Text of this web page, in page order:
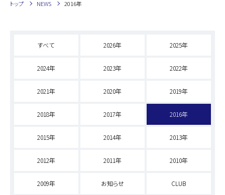
トップ NEWS 2016年
すべて 2026年 2025年
2024年 2023年 2022年
2021年 2020年 2019年
2018年 2017年 2016年
2015年 2014年 2013年
2012年 2011年 2010年
2009年 お知らせ CLUB